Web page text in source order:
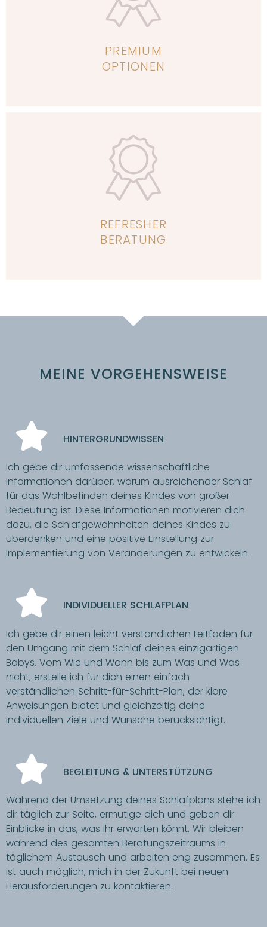
PREMIUM
OPTIONEN
Erfahre mehr
REFRESHER
BERATUNG
Erfahre mehr
MEINE VORGEHENSWEISE
HINTERGRUNDWISSEN
Ich gebe dir umfassende wissenschaftliche
Informationen darüber, warum ausreichender Schlaf
für das Wohlbefinden deines Kindes von großer
Bedeutung ist. Diese Informationen motivieren dich
dazu, die Schlafgewohnheiten deines Kindes zu
überdenken und eine positive Einstellung zur
Implementierung von Veränderungen zu entwickeln.
INDIVIDUELLER SCHLAFPLAN
Ich gebe dir einen leicht verständlichen Leitfaden für
den Umgang mit dem Schlaf deines einzigartigen
Babys. Vom Wie und Wann bis zum Was und Was
nicht, erstelle ich für dich einen einfach
verständlichen Schritt-für-Schritt-Plan, der klare
Anweisungen bietet und gleichzeitig deine
individuellen Ziele und Wünsche berücksichtigt.
BEGLEITUNG & UNTERSTÜTZUNG
Während der Umsetzung deines Schlafplans stehe ich
dir täglich zur Seite, ermutige dich und geben dir
Einblicke in das, was ihr erwarten könnt. Wir bleiben
während des gesamten Beratungszeitraums in
täglichem Austausch und arbeiten eng zusammen. Es
ist auch möglich, mich in der Zukunft bei neuen
Herausforderungen zu kontaktieren.